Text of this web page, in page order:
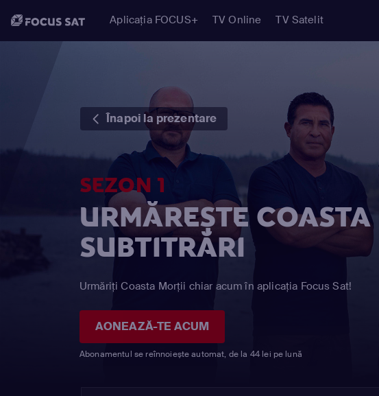
Aplicația FOCUS+ TV Online TV Satelit
Înapoi la prezentare
SEZON 1
URMĂREȘTE
SUBTITRĂRI
Urmăriți Coasta Morții chiar acum în aplicația Focus Sat!
AONEAZĂ-TE ACUM
Abonamentul se reînnoiește automat, de la 44 lei pe lună